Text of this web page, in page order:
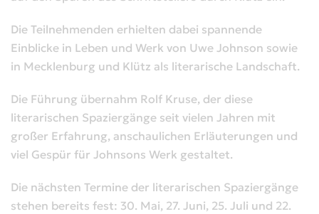
Die Teilnehmenden erhielten dabei spannende
Einblicke in Leben und Werk von Uwe Johnson sowie
in Mecklenburg und Klütz als literarische Landschaft.
Die Führung übernahm Rolf Kruse, der diese
literarischen Spaziergänge seit vielen Jahren mit
großer Erfahrung, anschaulichen Erläuterungen und
viel Gespür für Johnsons Werk gestaltet.
Die nächsten Termine der literarischen Spaziergänge
stehen bereits fest: 30. Mai, 27. Juni, 25. Juli und 22.